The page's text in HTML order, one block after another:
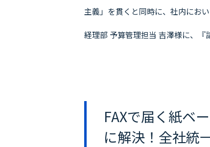
主義」を貫くと同時に、社内にお
経理部 予算管理担当 吉澤様に、『
FAXで届く紙ベ
に解決！全社統